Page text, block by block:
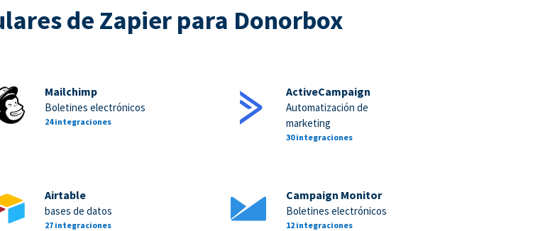
de Zapier para Donorbox
Mailchimp
Boletines electrónicos
24 integraciones
ActiveCampaign
Automatización de
marketing
30 integraciones
Airtable
bases de datos
27 integraciones
Campaign Monitor
Boletines electrónicos
12 integraciones